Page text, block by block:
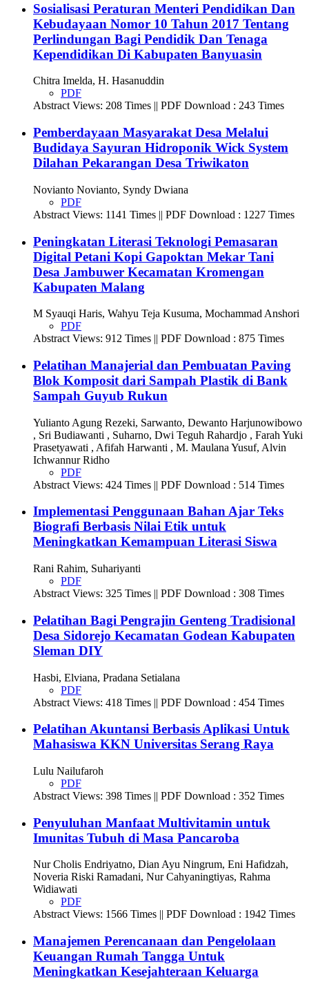
Sosialisasi Peraturan Menteri Pendidikan Dan
Kebudayaan Nomor 10 Tahun 2017 Tentang
Perlindungan Bagi Pendidik Dan Tenaga
Kependidikan Di Kabupaten Banyuasin
Chitra Imelda, H. Hasanuddin
PDF
Abstract Views: 208 Times || PDF Download : 243 Times
Pemberdayaan Masyarakat Desa Melalui
Budidaya Sayuran Hidroponik Wick System
Dilahan Pekarangan Desa Triwikaton
Novianto Novianto, Syndy Dwiana
PDF
Abstract Views: 1141 Times || PDF Download : 1227 Times
Peningkatan Literasi Teknologi Pemasaran
Digital Petani Kopi Gapoktan Mekar Tani
Desa Jambuwer Kecamatan Kromengan
Kabupaten Malang
M Syauqi Haris, Wahyu Teja Kusuma, Mochammad Anshori
PDF
Abstract Views: 912 Times || PDF Download : 875 Times
Pelatihan Manajerial dan Pembuatan Paving
Blok Komposit dari Sampah Plastik di Bank
Sampah Guyub Rukun
Yulianto Agung Rezeki, Sarwanto, Dewanto Harjunowibowo
, Sri Budiawanti , Suharno, Dwi Teguh Rahardjo , Farah Yuki
Prasetyawati , Afifah Harwanti , M. Maulana Yusuf, Alvin
Ichwannur Ridho
PDF
Abstract Views: 424 Times || PDF Download : 514 Times
Implementasi Penggunaan Bahan Ajar Teks
Biografi Berbasis Nilai Etik untuk
Meningkatkan Kemampuan Literasi Siswa
Rani Rahim, Suhariyanti
PDF
Abstract Views: 325 Times || PDF Download : 308 Times
Pelatihan Bagi Pengrajin Genteng Tradisional
Desa Sidorejo Kecamatan Godean Kabupaten
Sleman DIY
Hasbi, Elviana, Pradana Setialana
PDF
Abstract Views: 418 Times || PDF Download : 454 Times
Pelatihan Akuntansi Berbasis Aplikasi Untuk
Mahasiswa KKN Universitas Serang Raya
Lulu Nailufaroh
PDF
Abstract Views: 398 Times || PDF Download : 352 Times
Penyuluhan Manfaat Multivitamin untuk
Imunitas Tubuh di Masa Pancaroba
Nur Cholis Endriyatno, Dian Ayu Ningrum, Eni Hafidzah,
Noveria Riski Ramadani, Nur Cahyaningtiyas, Rahma
Widiawati
PDF
Abstract Views: 1566 Times || PDF Download : 1942 Times
Manajemen Perencanaan dan Pengelolaan
Keuangan Rumah Tangga Untuk
Meningkatkan Kesejahteraan Keluarga